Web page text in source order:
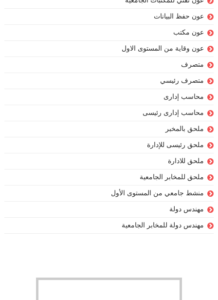
عون حفظ البيانات
عون مكتب
عون وقاية من المستوى الاول
متصرف
متصرف رئيسي
محاسب إدارى
محاسب إدارى رئيسى
ملحق بالمخبر
ملحق رئيسى للإدارة
ملحق للادارة
ملحق للمخابر الجامعية
منشط جامعي من المستوى الأول
مهندس دولة
مهندس دولة للمخابر الجامعية